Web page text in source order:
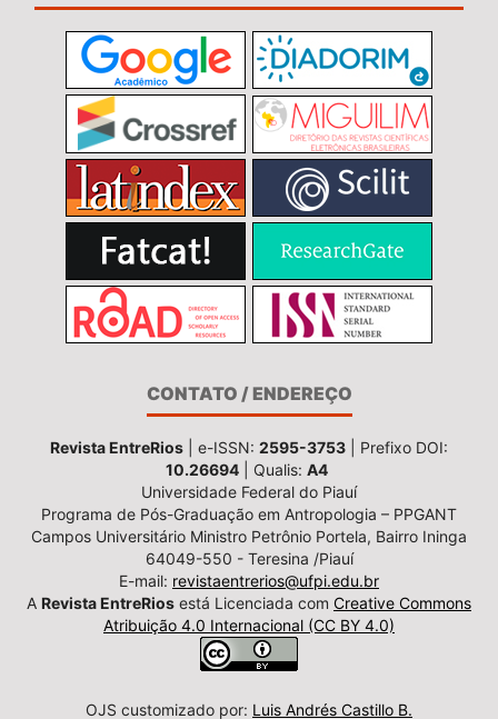
CONTATO / ENDEREÇO
Revista EntreRios | e-ISSN: 2595-3753 | Prefixo DOI:
10.26694 | Qualis: A4
Universidade Federal do Piauí
Programa de Pós-Graduação em Antropologia – PPGANT
Campos Universitário Ministro Petrônio Portela, Bairro Ininga
64049-550 - Teresina /Piauí
E-mail: revistaentrerios@ufpi.edu.br
A Revista EntreRios está Licenciada com Creative Commons
Atribuição 4.0 Internacional (CC BY 4.0)
OJS customizado por: Luis Andrés Castillo B.